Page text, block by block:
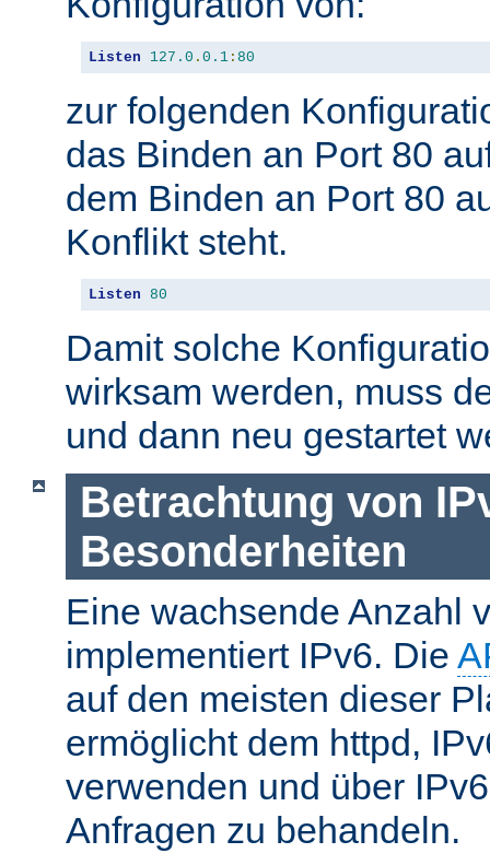
Listen 127.0 . 0.1 : 80
zur folgenden
das Binden an Port 80
dem Binden an Port 80
Konflikt steht.
Listen 80
Damit solche
wirksam werden, muss
und dann neu gestartet
Betrachtung von
Besonderheiten
Eine wachsende Anzahl
implementiert IPv6. Die
auf den meisten dieser
ermöglicht dem httpd,
verwenden und über
Anfragen zu behandeln.